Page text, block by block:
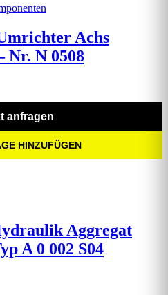
Achs
Nr. N 0508
anfragen
HINZUFÜGEN
Aggregat
A 0 002 S04